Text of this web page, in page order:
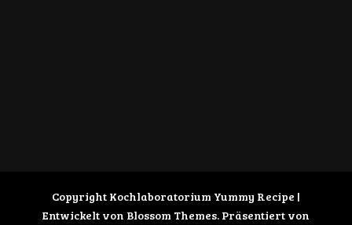
Copyright Kochlaboratorium Yummy Recipe |
Entwickelt von Blossom Themes. Präsentiert von